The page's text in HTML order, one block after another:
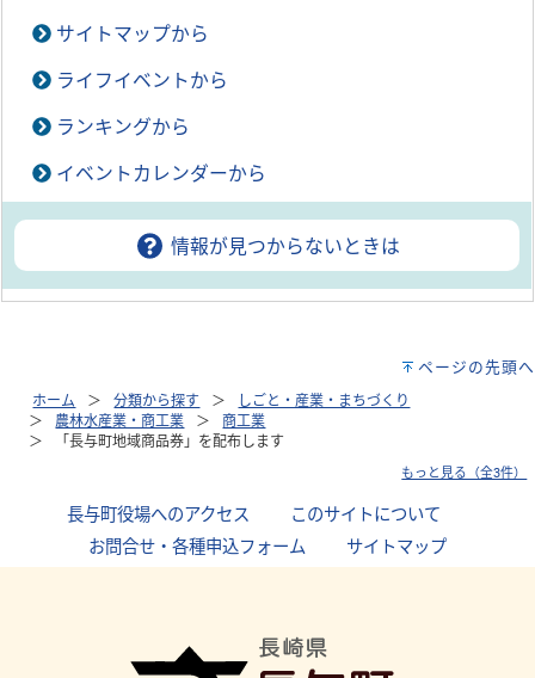
サイトマップから
ライフイベントから
ランキングから
イベントカレンダーから
情報が見つからないときは
ページの先頭へ
ホーム 分類から探す
しごと・産業・まちづくり
農林水産業・商工業
商工業
「長与町地域商品券」を配布します
もっと見る（全3件）
長与町役場へのアクセス このサイトについて
お問合せ・各種申込フォーム
サイトマップ